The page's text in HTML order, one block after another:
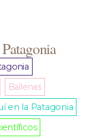
Ballenas
en la Patagonia